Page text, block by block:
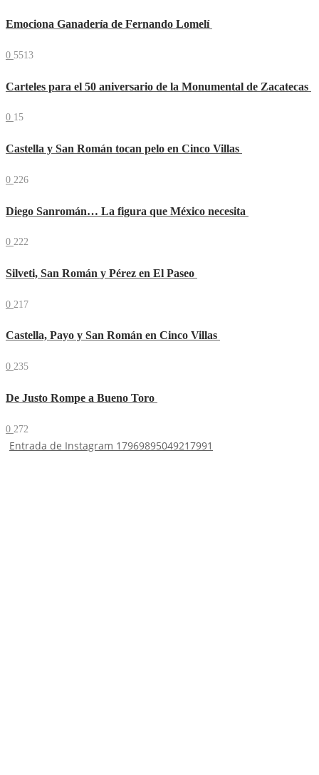
Emociona Ganadería de Fernando Lomelí
0 5513
Carteles para el 50 aniversario de la Monumental de Zacatecas
0 15
Castella y San Román tocan pelo en Cinco Villas
0 226
Diego Sanromán… La figura que México necesita
0 222
Silveti, San Román y Pérez en El Paseo
0 217
Castella, Payo y San Román en Cinco Villas
0 235
De Justo Rompe a Bueno Toro
0 272
Entrada de Instagram 17969895049217991